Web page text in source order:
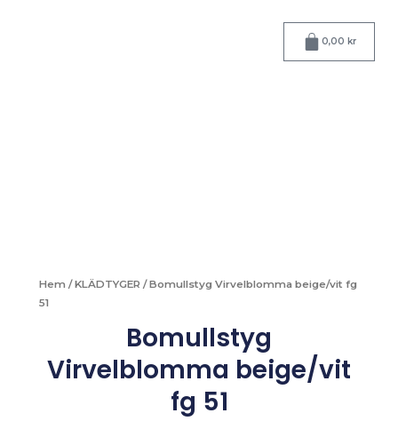
0,00 kr
Varukorg
Hem /KLÄDTYGER / Bomullstyg Virvelblomma beige/vit fg
51
Bomullstyg
Virvelblomma beige/vit
fg 51